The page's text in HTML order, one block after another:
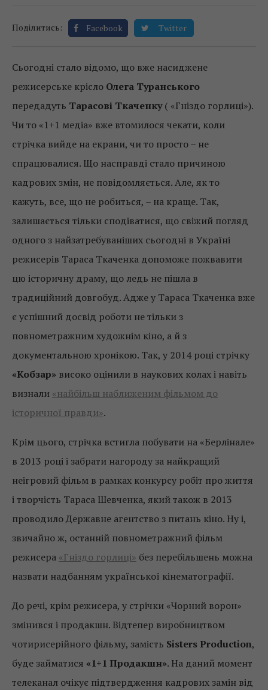
Поділитись: Facebook Twitter
Сьогодні стало відомо, що вже насиджене
режисерське крісло Олега Туранського
передадуть Тарасові Ткаченку( «Гніздо горлиці»).
Чи то «1+1 медіа» вже втомилося чекати, коли
стрічка вийде на екрани, чи то просто – не
спрацювалися. Що насправді стало причиною
кадрових змін, не повідомляється. Але, як то
кажуть, все, що не робиться, – на краще. Так,
залишається тільки сподіватися, що свіжий погляд
одного з найзатребуваніших сьогодні в Україні
режисерів Тараса Ткаченка допоможе пожвавити
цю історичну драму, що ледь не пішла в
традиційний довгобуд. Адже у Тараса Ткаченка вже
є успішний досвід роботи не тільки з
повнометражним художнім кіно, а й з
документальною хронікою. Так, у 2014 році стрічку
«Кобзар» високо оцінили в наукових колах і навіть
визнали «найбільш наближеним фільмом до
історичної правди».
Крім цього, стрічка встигла побувати на «Берлінале»
в 2013 році і забрати нагороду за найкращий
неігровий фільм в рамках конкурсу робіт про життя
і творчість Тараса Шевченка, який також в 2013
проводило Державне агентство з питань кіно. Ну і,
звичайно ж, останній повнометражний фільм
режисера «Гніздо горлиці» без перебільшень можна
назвати надбанням української кінематографії.
До речі, крім режисера, у стрічки «Чорний ворон»
змінився і продакшн. Відтепер виробництвом
чотирисерійного фільму, замість Sisters Production,
буде займатися «1+1 Продакшн». На даний момент
телеканал очікує підтвердження кадрових замін від